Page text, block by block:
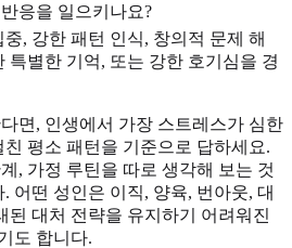
응을 일으키나요?
, 강한 패턴 인식, 창의적 문제 해
특별한 기억, 또는 강한 호기심을 경
면, 인생에서 가장 스트레스가 심한
평소 패턴을 기준으로 답하세요.
, 가정 루틴을 따로 생각해 보는 것
어떤 성인은 이직, 양육, 번아웃, 대
된 대처 전략을 유지하기 어려워진
도 합니다.